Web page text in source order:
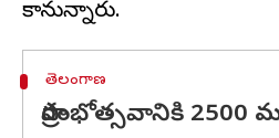
తెలంగాణ
ప్రారంభోత్సవానికి